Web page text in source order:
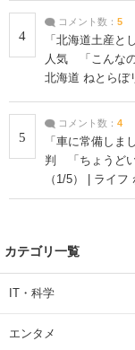
4
コメント数： 5
「北海道土産と
人気 「こんなの
北海道 ねとらぼ
5
コメント数： 4
「車に常備しま
判 「ちょうどい
（1/5） | ライ
カテゴリ一覧
IT・科学
エンタメ